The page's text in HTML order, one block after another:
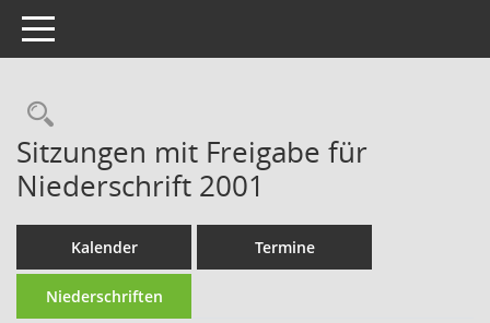
Toggle navigation
Rechercheauswahl
Sitzungen mit Freigabe für
Niederschrift 2001
Kalender Termine
Niederschriften